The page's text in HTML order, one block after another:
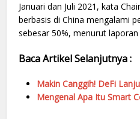
Januari dan Juli 2021, kata
berbasis di China mengalami
sebesar 50%, menurut
Baca Artikel Selanjutnya :
Makin Canggih! DeFi
Mengenal Apa Itu Smart